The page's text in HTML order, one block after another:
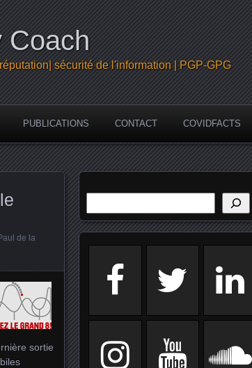
Coach
sécurité de l'information | PGP-GPG
PUBLICATIONS CONTACT COVIDFACTS
de la
sortie